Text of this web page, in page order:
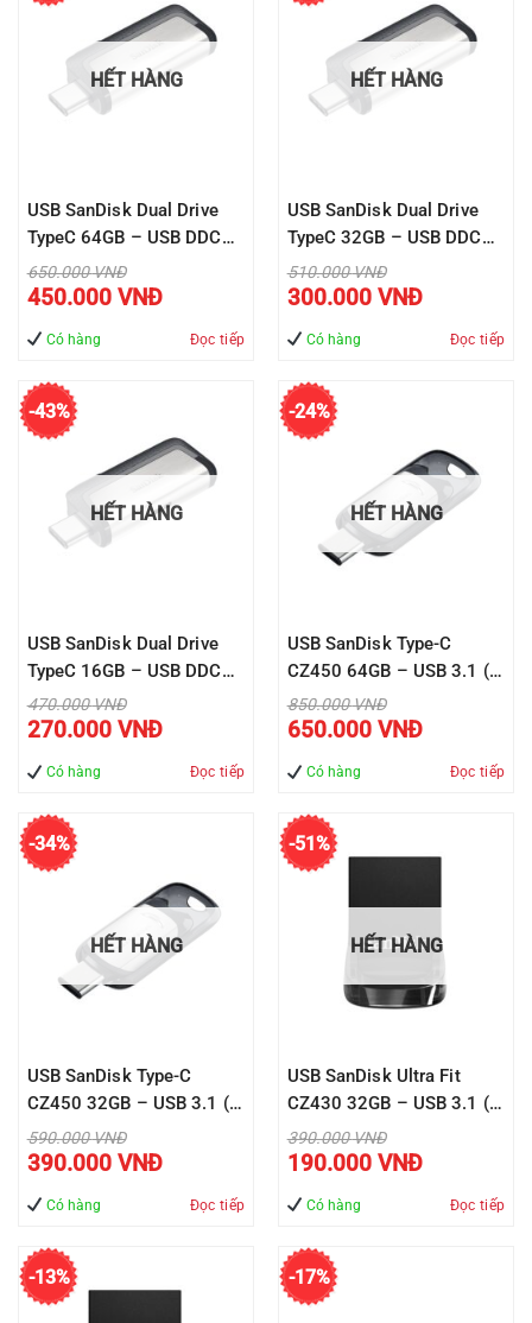
HẾT HÀNG
USB SanDisk Dual Drive
TypeC 64GB – USB DDC2
– USB3.1 ( SDDDC2-
064G-G46 )
650.000VNĐ
Giá
gốc
là:
450.000 VNĐ
450.000 VNĐ.
Có hàng Đọc tiếp
HẾT HÀNG
USB SanDisk Dual Drive
TypeC 32GB – USB DDC2
– USB3.1 ( SDDDC2-
032G-G46 )
510.000VNĐ
Giá
gốc
là:
300.000 VNĐ
300.000
Có hàng Đọc tiếp
-43%
HẾT HÀNG
USB SanDisk Dual Drive
TypeC 16GB – USB DDC2
– USB3.1 ( SDDDC2-
016G-G46 )
470.000VNĐ
Giá
gốc
là:
270.000 VNĐ
270.000 VNĐ.
Có hàng Đọc tiếp
-24%
HẾT HÀNG
USB SanDisk Type-C
CZ450 64GB – USB 3.1 (
SDCZ450-064G-G46 )
850.000VNĐ
Giá
gốc
là:
650.000 VNĐ
650.000
Có hàng Đọc tiếp
-34%
HẾT HÀNG
USB SanDisk Type-C
CZ450 32GB – USB 3.1 (
SDCZ450-032G-G46 )
590.000VNĐ
Giá
gốc
là:
390.000 VNĐ
390.000 VNĐ.
Có hàng Đọc tiếp
-51%
HẾT HÀNG
USB SanDisk Ultra Fit
CZ430 32GB – USB 3.1 (
SDCZ430-032G-G46 )
390.000VNĐ
Giá
gốc
là:
190.000 VNĐ
190.000
Có hàng Đọc tiếp
-13% -17%